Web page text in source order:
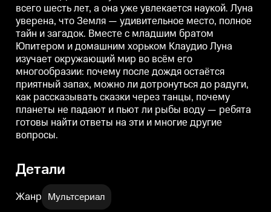
приятный запах, можно ли
дотронуться до радуги, как
рассказывать сказки через
танцы, почему планеты не
падают и пьют ли рыбы воду —
ребята готовы найти ответы на
эти и многие другие вопросы.
приятный запах, можно ли
дотронуться до радуги, как
рассказывать сказки через
танцы, почему планеты не
падают и пьют ли рыбы воду —
ребята готовы найти ответы на
эти и многие другие вопросы.
всего шесть лет, а она уже увлекается наукой. Луна
уверена, что Земля — удивительное место, полное
тайн и загадок. Вместе с младшим братом
Юпитером и домашним хорьком Клаудио Луна
изучает окружающий мир во всём его
многообразии: почему после дождя остаётся
приятный запах, можно ли дотронуться до радуги,
как рассказывать сказки через танцы, почему
планеты не падают и пьют ли рыбы воду — ребята
готовы найти ответы на эти и многие другие
вопросы.
Детали
Жанр Мультсериал